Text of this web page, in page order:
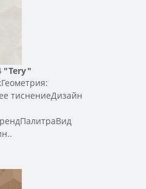
"Tery"
тиснениеДизайн